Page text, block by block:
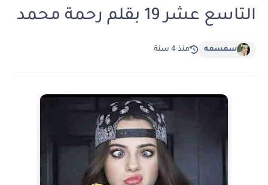
التاسع عشر 19 بقلم رحمة محمد
سمسمه منذ 4 سنة